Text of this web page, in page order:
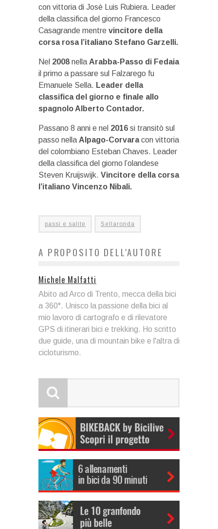
con vittoria di Josè Luis Rubiera. Leader
della classifica del giorno Francesco
Casagrande mentre vincitore della
corsa rosa l’italiano Stefano Garzelli.
Nel 2008 nella Arabba-Passo di Fedaia
il primo a passare sul Falzarego fu
Emanuele Sella. Leader della
classifica del giorno e finale allo
spagnolo Alberto Contador.
Passano 8 anni e nel 2016 si transitò sul
passo nella Alpago-Corvaracon vittoria
del colombiano Esteban Chaves. Leader
della classifica del giorno l’olandese
Steven Kruijswijk. Vincitore della corsa
l’italiano Vincenzo Nibali.
passi e salite Sellaronda
A PROPOSITO DELL'AUTORE
Michele Malfatti
Abito ad Arco di Trento, mecca della bici
a 360°. Unisco la passione della bici al
mio lavoro di cartografo e di rilevatore
GPS di itinerari bici e trekking. Ho scritto
due guide, una di mountain bike e l'altra di
cicloturismo.